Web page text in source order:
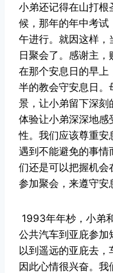
小弟还记得在山打根
候，那年的年中考试
午进行。就因这样，
日聚会了。感谢主，
在那个安息日的早上
半的教会守安息日。
景，让小弟留下深刻
体验让小弟深深地感
性。我们应该尊重安
遇到不能避免的事情
们还是可以把握机会
参加聚会，来遵守安
1993年年杪，小弟
公共汽车到亚庇参加
以到遥远的亚庇去，
因此心情很兴奋。我